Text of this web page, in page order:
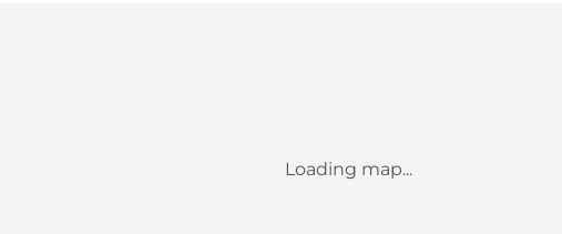
Loading map...